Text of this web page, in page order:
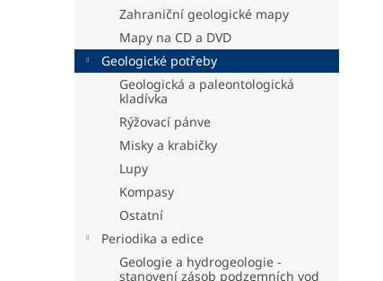
Zahraniční geologické mapy
Mapy na CD a DVD
Geologické potřeby
Geologická a paleontologická
kladívka
Rýžovací pánve
Misky a krabičky
Lupy
Kompasy
Ostatní
Periodika a edice
Geologie a hydrogeologie -
stanovení zásob podzemních vod